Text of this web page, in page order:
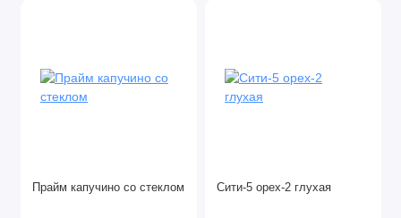
Прайм капучино со стеклом Сити-5 орех-2 глухая